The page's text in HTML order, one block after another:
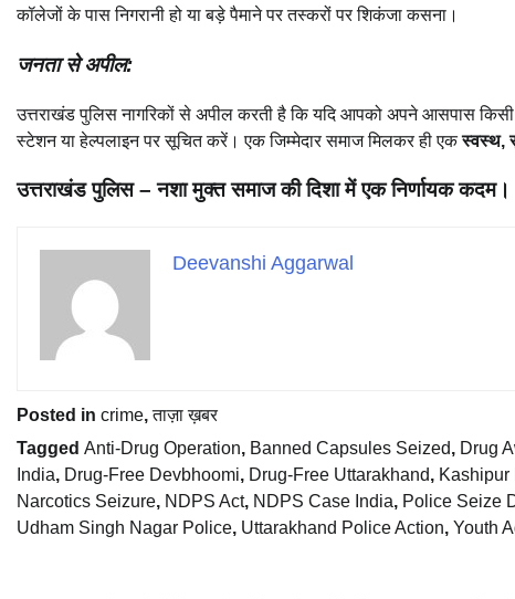
कॉलेजों के पास निगरानी हो या बड़े पैमाने पर तस्करों पर शिकंजा कसना।
जनता से अपील:
उत्तराखंड पुलिस नागरिकों से अपील करती है कि यदि आपको अपने आसपास
स्टेशन या हेल्पलाइन पर सूचित करें। एक जिम्मेदार समाज मिलकर ही एकस्वस्थ,
उत्तराखंड पुलिस – नशा मुक्त समाज की दिशा में एक निर्णायक कदम।
Deevanshi Aggarwal
Posted in crime,ताज़ा ख़बर
Tagged Anti-Drug Operation, Banned Capsules Seized, Drug
India, Drug-Free Devbhoomi, Drug-Free Uttarakhand,
Narcotics Seizure, NDPS Act, NDPS Case India, Police Seize
Udham Singh Nagar Police, Uttarakhand Police Action, Youth